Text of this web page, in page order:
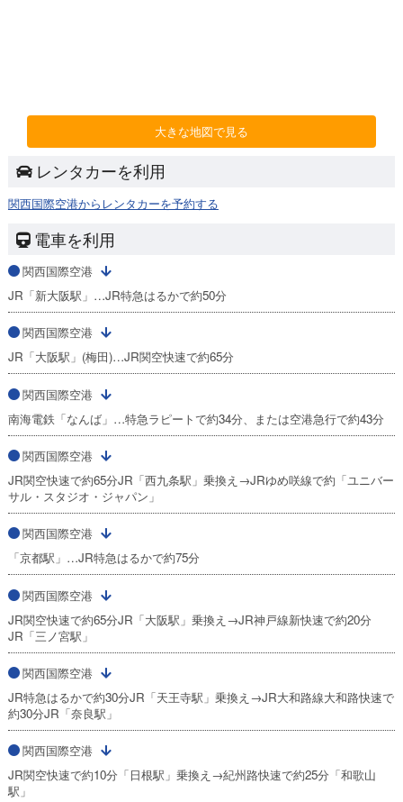
大きな地図で見る
レンタカーを利用
関西国際空港からレンタカーを予約する
電車を利用
関西国際空港
JR「新大阪駅」…JR特急はるかで約50分
関西国際空港
JR「大阪駅」(梅田)…JR関空快速で約65分
関西国際空港
南海電鉄「なんば」…特急ラピートで約34分、または空港急行で約43分
関西国際空港
JR関空快速で約65分JR「西九条駅」乗換え→JRゆめ咲線で約「ユニバー
サル・スタジオ・ジャパン」
関西国際空港
「京都駅」…JR特急はるかで約75分
関西国際空港
JR関空快速で約65分JR「大阪駅」乗換え→JR神戸線新快速で約20分
JR「三ノ宮駅」
関西国際空港
JR特急はるかで約30分JR「天王寺駅」乗換え→JR大和路線大和路快速で
約30分JR「奈良駅」
関西国際空港
JR関空快速で約10分「日根駅」乗換え→紀州路快速で約25分「和歌山
駅」